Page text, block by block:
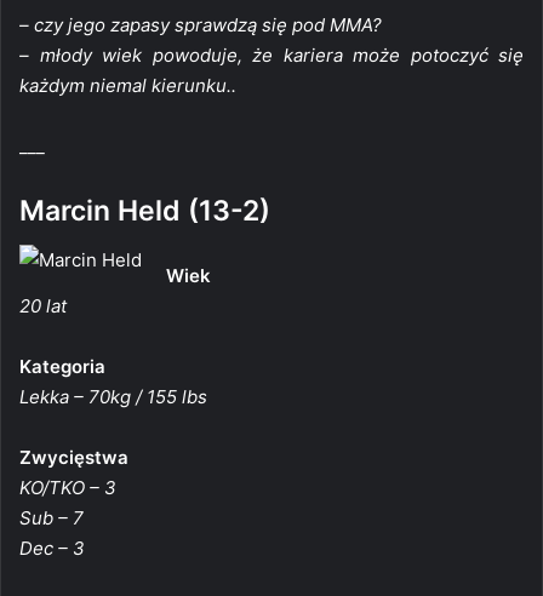
– czy jego zapasy sprawdzą się pod MMA?
– młody wiek powoduje, że kariera może potoczyć się
każdym niemal kierunku..
Marcin Held (13-2)
Wiek
20 lat
Kategoria
Lekka – 70kg / 155 lbs
Zwycięstwa
KO/TKO – 3
Sub – 7
Dec – 3